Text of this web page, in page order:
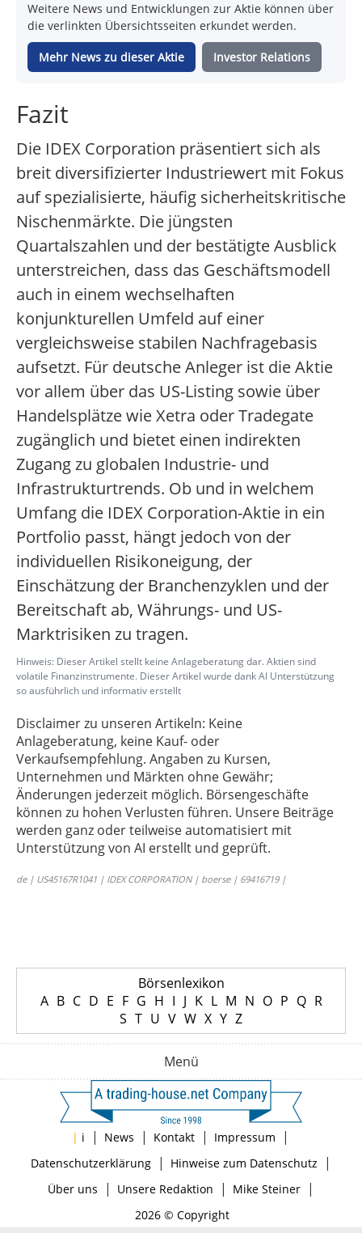
Weitere News und Entwicklungen zur Aktie können über
die verlinkten Übersichtsseiten erkundet werden.
Mehr News zu dieser Aktie Investor Relations
Fazit
Die IDEX Corporation präsentiert sich als
breit diversifizierter Industriewert mit Fokus
auf spezialisierte, häufig sicherheitskritische
Nischenmärkte. Die jüngsten
Quartalszahlen und der bestätigte Ausblick
unterstreichen, dass das Geschäftsmodell
auch in einem wechselhaften
konjunkturellen Umfeld auf einer
vergleichsweise stabilen Nachfragebasis
aufsetzt. Für deutsche Anleger ist die Aktie
vor allem über das US-Listing sowie über
Handelsplätze wie Xetra oder Tradegate
zugänglich und bietet einen indirekten
Zugang zu globalen Industrie- und
Infrastrukturtrends. Ob und in welchem
Umfang die IDEX Corporation-Aktie in ein
Portfolio passt, hängt jedoch von der
individuellen Risikoneigung, der
Einschätzung der Branchenzyklen und der
Bereitschaft ab, Währungs- und US-
Marktrisiken zu tragen.
Hinweis: Dieser Artikel stellt keine Anlageberatung dar. Aktien sind
volatile Finanzinstrumente. Dieser Artikel wurde dank AI Unterstützung
so ausführlich und informativ erstellt
Disclaimer zu unseren Artikeln: Keine
Anlageberatung, keine Kauf- oder
Verkaufsempfehlung. Angaben zu Kursen,
Unternehmen und Märkten ohne Gewähr;
Änderungen jederzeit möglich. Börsengeschäfte
können zu hohen Verlusten führen. Unsere Beiträge
werden ganz oder teilweise automatisiert mit
Unterstützung von AI erstellt und geprüft.
de | US45167R1041 | IDEX CORPORATION | boerse | 69416719 |
Börsenlexikon
A B C D E F G H I J K L M N O P Q R
S T U V W X Y Z
Menü
| i | News | Kontakt | Impressum |
Datenschutzerklärung| Hinweise zum Datenschutz |
Über uns | Unsere Redaktion | Mike Steiner|
2026 © Copyright